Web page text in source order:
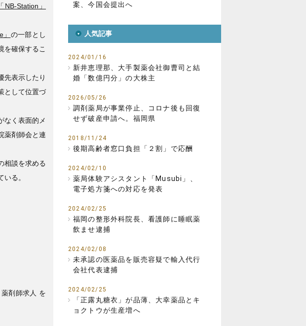
Station」
の一部とし
を確保するこ
先表示したり
として位置づ
なく表面的メ
薬剤師会と連
相談を求める
る。
剤師求人 を
案、今国会提出へ
人気記事
2024/01/16
新井恵理那、大手製薬会社御曹司と結
婚「数億円分」の大株主
2026/05/26
調剤薬局が事業停止、コロナ後も回復
せず破産申請へ。福岡県
2018/11/24
後期高齢者窓口負担「２割」で応酬
2024/02/10
薬局体験アシスタント「Musubi」、
電子処方箋への対応を発表
2024/02/25
福岡の整形外科院長、看護師に睡眠薬
飲ませ逮捕
2024/02/08
未承認の医薬品を販売容疑で輸入代行
会社代表逮捕
2024/02/25
「正露丸糖衣」が品薄、大幸薬品とキ
ョクトウが生産増へ